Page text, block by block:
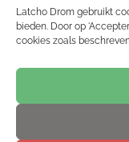
Latcho Drom gebruikt
bieden. Door op
cookies zoals